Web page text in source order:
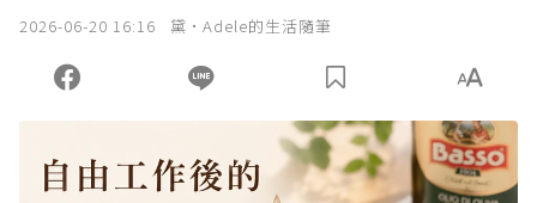
2026-06-20 16:16 黛•Adele的生活隨筆